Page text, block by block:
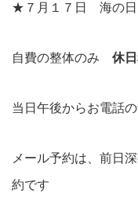
★７月１７日 海の日
自費の整体のみ 休
当日午後からお電話
メール予約は、前日
約です